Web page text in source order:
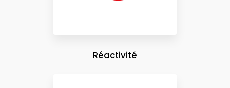
Réactivité